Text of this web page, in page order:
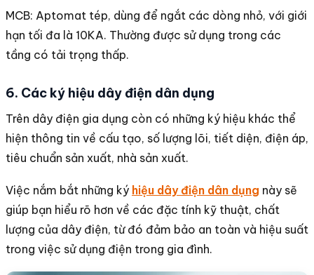
MCB: Aptomat tép, dùng để ngắt các dòng nhỏ, với giới
hạn tối đa là 10KA. Thường được sử dụng trong các
tầng có tải trọng thấp.
6. Các ký hiệu dây điện dân dụng
Trên dây điện gia dụng còn có những ký hiệu khác thể
hiện thông tin về cấu tạo, số lượng lõi, tiết diện, điện áp,
tiêu chuẩn sản xuất, nhà sản xuất.
Việc nắm bắt những ký hiệu dây điện dân dụng này sẽ
giúp bạn hiểu rõ hơn về các đặc tính kỹ thuật, chất
lượng của dây điện, từ đó đảm bảo an toàn và hiệu suất
trong việc sử dụng điện trong gia đình.